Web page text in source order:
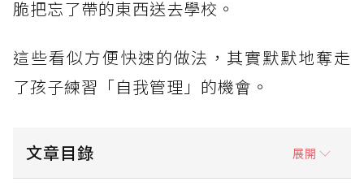
脆把忘了帶的東西送去學校。
這些看似方便快速的做法，其實默默地奪走
了孩子練習「自我管理」的機會。
文章目錄 展開